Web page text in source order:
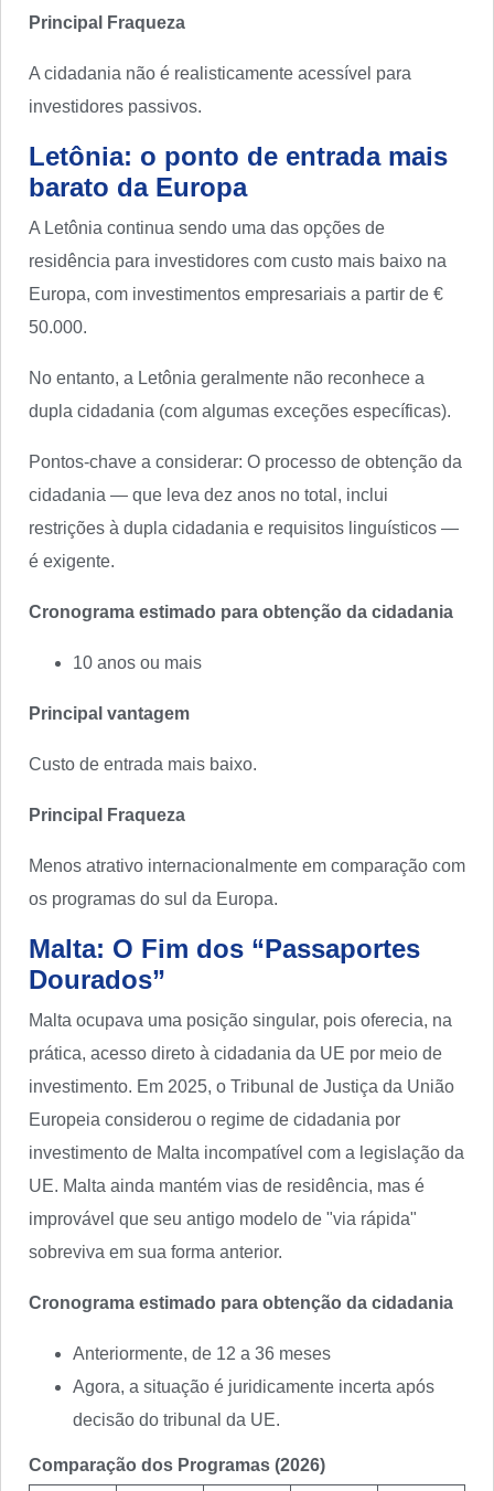
Principal Fraqueza
A cidadania não é realisticamente acessível para
investidores passivos.
Letônia: o ponto de entrada mais
barato da Europa
A Letônia continua sendo uma das opções de
residência para investidores com custo mais baixo na
Europa, com investimentos empresariais a partir de €
50.000.
No entanto, a Letônia geralmente não reconhece a
dupla cidadania (com algumas exceções específicas).
Pontos-chave a considerar: O processo de obtenção da
cidadania — que leva dez anos no total, inclui
restrições à dupla cidadania e requisitos linguísticos —
é exigente.
Cronograma estimado para obtenção da cidadania
10 anos ou mais
Principal vantagem
Custo de entrada mais baixo.
Principal Fraqueza
Menos atrativo internacionalmente em comparação com
os programas do sul da Europa.
Malta: O Fim dos “Passaportes
Dourados”
Malta ocupava uma posição singular, pois oferecia, na
prática, acesso direto à cidadania da UE por meio de
investimento. Em 2025, o Tribunal de Justiça da União
Europeia considerou o regime de cidadania por
investimento de Malta incompatível com a legislação da
UE. Malta ainda mantém vias de residência, mas é
improvável que seu antigo modelo de "via rápida"
sobreviva em sua forma anterior.
Cronograma estimado para obtenção da cidadania
Anteriormente, de 12 a 36 meses
Agora, a situação é juridicamente incerta após
decisão do tribunal da UE.
Comparação dos Programas (2026)